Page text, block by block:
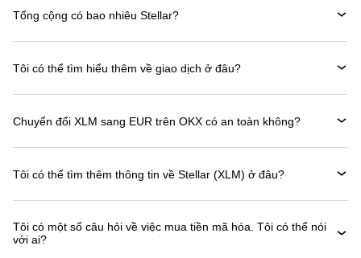
Tổng cộng có bao nhiêu Stellar?
Tôi có thể tìm hiểu thêm về giao dịch ở đâu?
Chuyển đổi XLM sang EUR trên OKX có an toàn không?
Tôi có thể tìm thêm thông tin về Stellar (XLM) ở đâu?
Tôi có một số câu hỏi về việc mua tiền mã hóa. Tôi có thể nói
với ai?